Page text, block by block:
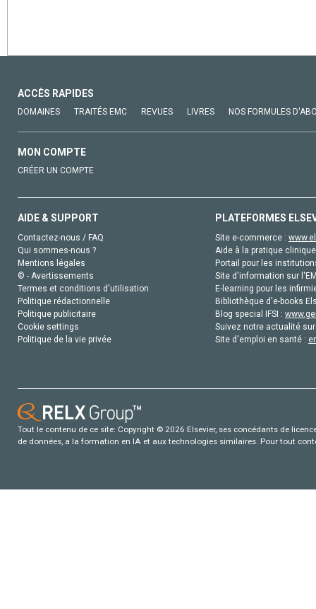
ACCÈS RAPIDES
DOMAINES TRAITÉS EMC REVUES LIVRES NOS FORMULES
MON COMPTE
CRÉER UN COMPTE
AIDE & SUPPORT
Contactez-nous / FAQ
Qui sommes-nous ?
Mentions légales
© - Avertissements
Termes et conditions d'utilisation
Politique rédactionnelle
Politique publicitaire
Cookie settings
Politique de la vie privée
PLATEFORMES
Site e-commerce :
Aide à la pratique
Portail pour les
Site d'information sur
E-learning pour les
Bibliothèque d'e-books
Blog special IFSI :
Suivez notre actualité
Site d'emploi en santé :
Tout le contenu de ce site: Copyright © 2026 Elsevier, ses concédants de
de données, a la formation en IA et aux technologies similaires. Pour tout